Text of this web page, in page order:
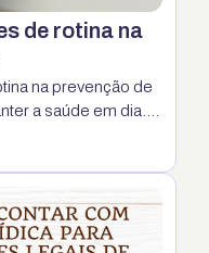
de rotina na
na prevenção de
a saúde em dia.
pode ajudar a
forma precoce,
Além disso, os
para monitorar a